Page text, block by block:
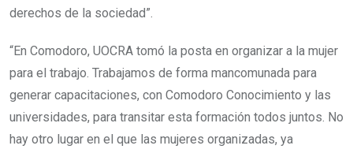
derechos de la sociedad”.
“En Comodoro, UOCRA tomó la posta en organizar a la mujer
para el trabajo. Trabajamos de forma mancomunada para
generar capacitaciones, con Comodoro Conocimiento y las
universidades, para transitar esta formación todos juntos. No
hay otro lugar en el que las mujeres organizadas, ya